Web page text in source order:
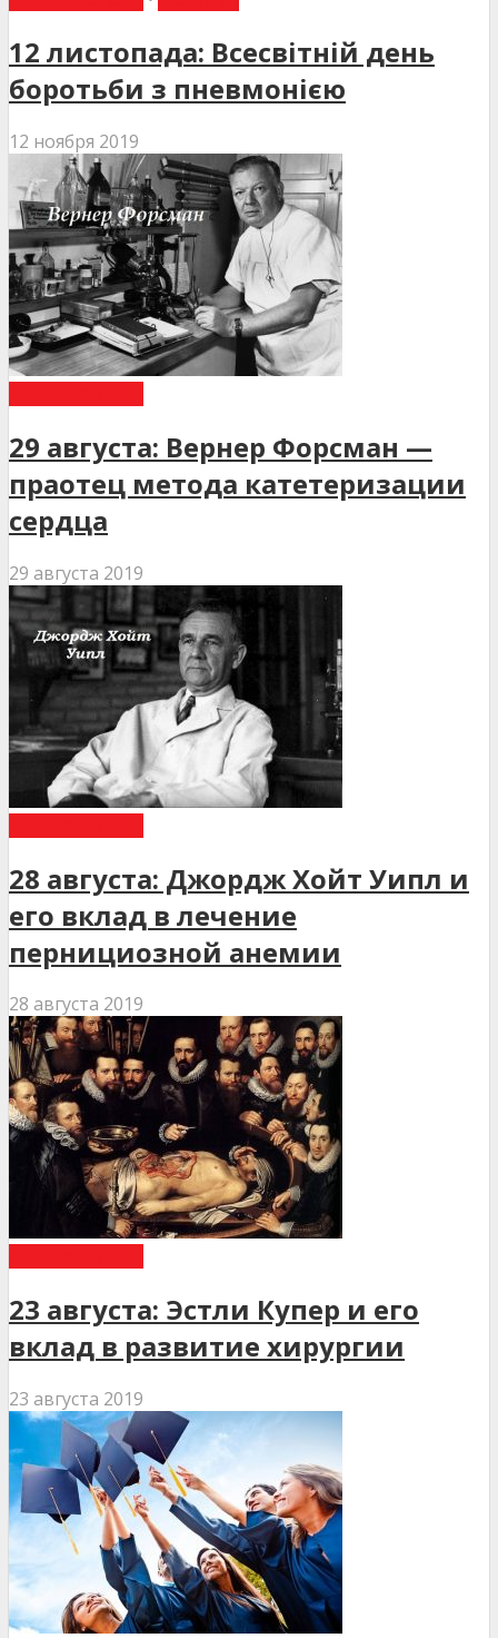
12 листопада: Всесвітній день
боротьби з пневмонією
12 ноября 2019
29 августа: Вернер Форсман —
праотец метода катетеризации
сердца
29 августа 2019
28 августа: Джордж Хойт Уипл и
его вклад в лечение
пернициозной анемии
28 августа 2019
23 августа: Эстли Купер и его
вклад в развитие хирургии
23 августа 2019